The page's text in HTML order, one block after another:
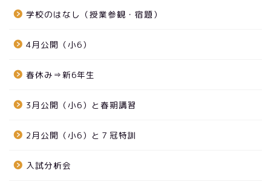
学校のはなし（授業参観・宿題）
4月公開（小6）
春休み⇒新6年生
3月公開（小6）と春期講習
2月公開（小6）と７冠特訓
入試分析会